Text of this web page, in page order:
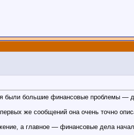
были большие финансовые проблемы —
же сообщений она очень точно
а главное — финансовые дела